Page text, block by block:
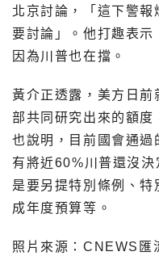
北京討論，「這下警
要討論」。他打趣表示
因為川普也在擋。
黃介正透露，美方日
部共同研究出來的額度
也說明，目前國會通
有將近60%川普還沒
是要另提特別條例、
成年度預算等。
照片來源：CNEWS匯